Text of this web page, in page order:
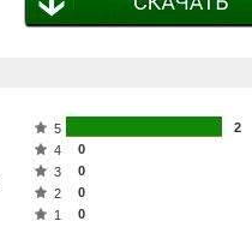
5
2
4
0
3
0
2
0
1
0